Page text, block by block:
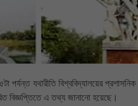
যথারীতি বিশ্ববিদ্যালয়ের
বিজ্ঞপ্তিতে এ তথ্য জানানো হয়েছে।